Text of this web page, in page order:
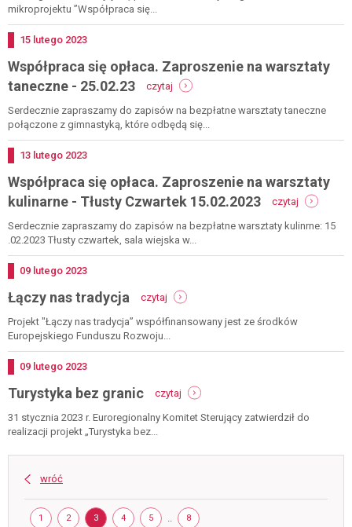
15.02.23
się
opłaca
mikroprojektu ”Współpraca się...
Dodano
15 lutego 2023
Współpraca się opłaca. Zaproszenie na warsztaty
taneczne - 25.02.23
czytaj
współpraca
się
opłaca.
taneczne
25.02.23
Serdecznie zapraszamy do zapisów na bezpłatne warsztaty taneczne
połączone z gimnastyką, które odbędą się...
Dodano
13 lutego 2023
Współpraca się opłaca. Zaproszenie na warsztaty
kulinarne - Tłusty Czwartek 15.02.2023
czytaj
się
15.02.2023
Serdecznie zapraszamy do zapisów na bezpłatne warsztaty kulinrne: 15
.02.2023 Tłusty czwartek, sala wiejska w...
Dodano
09 lutego 2023
Łączy nas tradycja czytaj
łączy
nas
Projekt "Łączy nas tradycja” współfinansowany jest ze środków
Europejskiego Funduszu Rozwoju...
Dodano
09 lutego 2023
Turystyka bez granic czytaj
turystyka
bez
31 stycznia 2023 r. Euroregionalny Komitet Sterujący zatwierdził do
realizacji projekt „Turystyka bez...
wróć
StronaSTRONA
1 STRONA
2 STRONA
3 STRONA
4 STRONA
5 STRONA
8